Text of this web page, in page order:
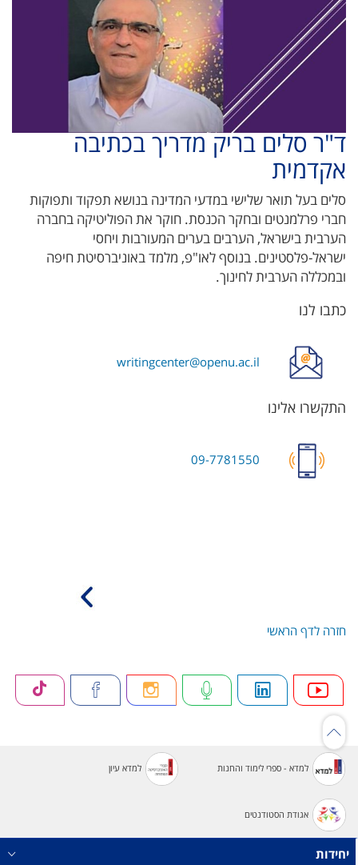
ד"ר סלים בריק מדריך בכתיבה
אקדמית
סלים בעל תואר שלישי במדעי המדינה בנושא תפקוד ותפוקות
חברי פרלמנטים ובחקר הכנסת. חוקר את הפוליטיקה בחברה
הערבית בישראל, הערבים בערים המעורבות ויחסי
ישראל-פלסטינים. בנוסף לאו"פ, מלמד באוניברסיטת חיפה
ובמכללה הערבית לחינוך.
כתבו לנו
writingcenter@openu.ac.il
התקשרו אלינו
09-7781550
חזרה לדף הראשי
למדא - ספרי לימוד והחנות למדא עיון
אגודת הסטודנטים
יחידות